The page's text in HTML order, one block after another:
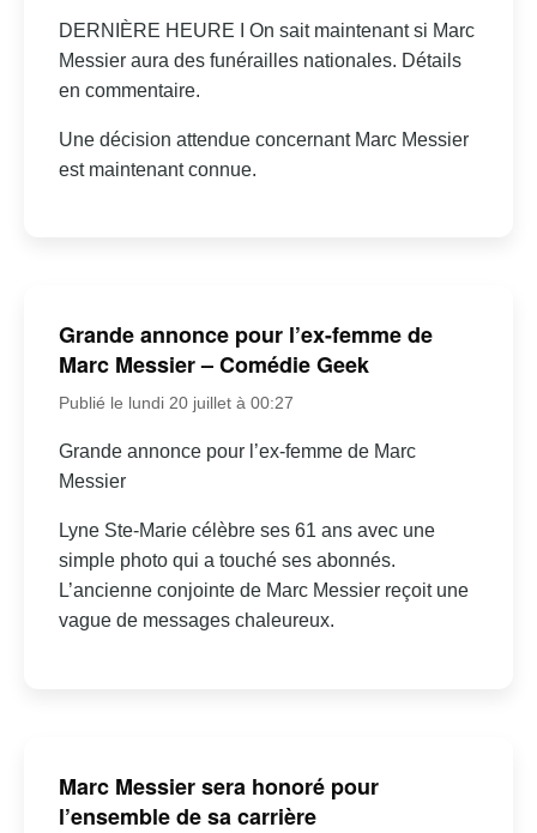
DERNIÈRE HEURE I On sait maintenant si Marc
Messier aura des funérailles nationales. Détails
en commentaire.
Une décision attendue concernant Marc Messier
est maintenant connue.
Grande annonce pour l’ex-femme de
Marc Messier – Comédie Geek
Publié le lundi 20 juillet à 00:27
Grande annonce pour l’ex-femme de Marc
Messier
Lyne Ste-Marie célèbre ses 61 ans avec une
simple photo qui a touché ses abonnés.
L’ancienne conjointe de Marc Messier reçoit une
vague de messages chaleureux.
Marc Messier sera honoré pour
l’ensemble de sa carrière